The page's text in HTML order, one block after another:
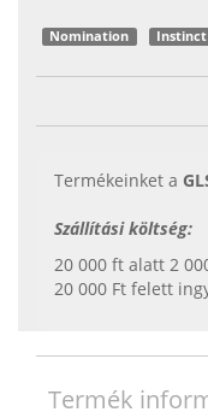
Nomination Instinct
Termékeinket a
Szállítási költség:
20 000 ft alatt 2
20 000 Ft felett
Termék